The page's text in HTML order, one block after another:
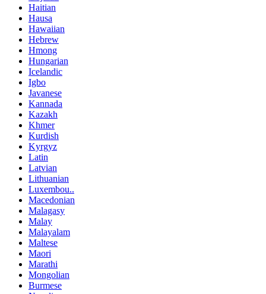
Haitian
Hausa
Hawaiian
Hebrew
Hmong
Hungarian
Icelandic
Igbo
Javanese
Kannada
Kazakh
Khmer
Kurdish
Kyrgyz
Latin
Latvian
Lithuanian
Luxembou..
Macedonian
Malagasy
Malay
Malayalam
Maltese
Maori
Marathi
Mongolian
Burmese